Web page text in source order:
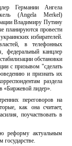
Германии Ангела
(Angela Merkel)
Владимиру Путину
планируются провести
избирателей.
в телефонных
федеральный канцлер
обстановки
с призывом "сделать
и признать их
раздела
«Биржевой лидер».
переговоров на
как она считает,
поучаствовать в
реформу актуальным
государстве.